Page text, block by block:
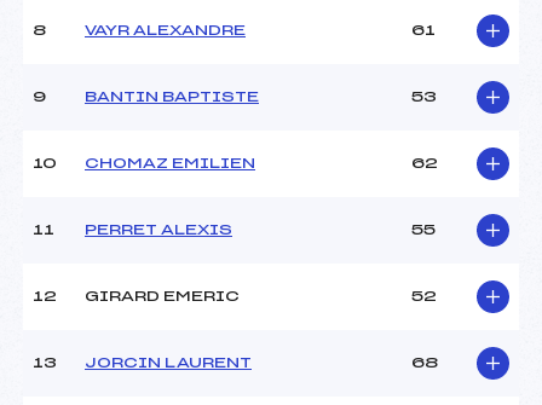
Ouvreurs C :
BEAU
LATHOUD LIONEL (SA)
Ouvreurs B :
8 VAYR ALEXANDRE 61
9 BANTIN BAPTISTE 53
10 CHOMAZ EMILIEN 62
11 PERRET ALEXIS 55
12 GIRARD EMERIC 52
13 JORCIN LAURENT 68